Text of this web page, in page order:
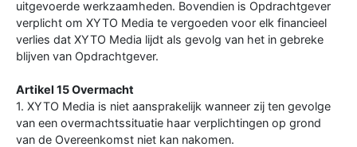
uitgevoerde werkzaamheden. Bovendien is Opdrachtgever
verplicht om XYTO Media te vergoeden voor elk financieel
verlies dat XYTO Media lijdt als gevolg van het in gebreke
blijven van Opdrachtgever.
Artikel 15 Overmacht
1. XYTO Media is niet aansprakelijk wanneer zij ten gevolge
van een overmachtssituatie haar verplichtingen op grond
van de Overeenkomst niet kan nakomen.